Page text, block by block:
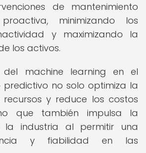
de mantenimiento
minimizando los
y maximizando la
los activos.
del machine learning en el
predictivo no solo optimiza la
y reduce los costos
que también impulsa la
la industria al permitir una
y fiabilidad en las